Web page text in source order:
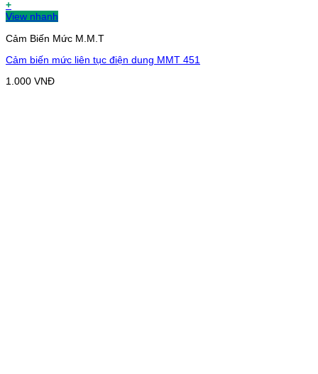
+
View nhanh
Cảm Biến Mức M.M.T
Cảm biến mức liên tục điện dung MMT 451
1.000 VNĐ